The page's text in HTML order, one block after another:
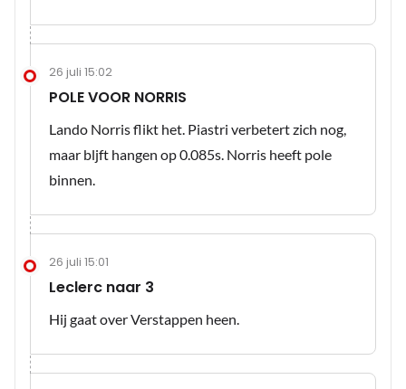
26 juli 15:02
POLE VOOR NORRIS
Lando Norris flikt het. Piastri verbetert zich nog,
maar bljft hangen op 0.085s. Norris heeft pole
binnen.
26 juli 15:01
Leclerc naar 3
Hij gaat over Verstappen heen.